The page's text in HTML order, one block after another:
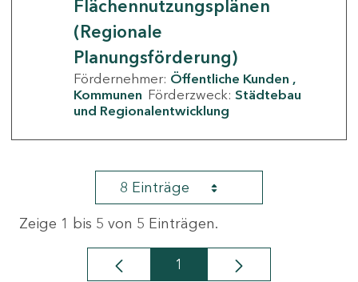
Flächennutzungsplänen
(Regionale
Planungsförderung)
Fördernehmer: Öffentliche Kunden
Kommunen Förderzweck: Städtebau
und Regionalentwicklung
8 Einträge
Zeige 1 bis 5 von 5 Einträgen.
Seite
1